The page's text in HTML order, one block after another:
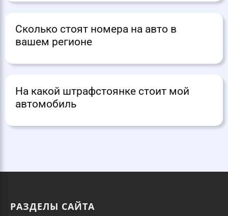
Сколько стоят номера на авто в
вашем регионе
На какой штрафстоянке стоит мой
автомобиль
РАЗДЕЛЫ САЙТА